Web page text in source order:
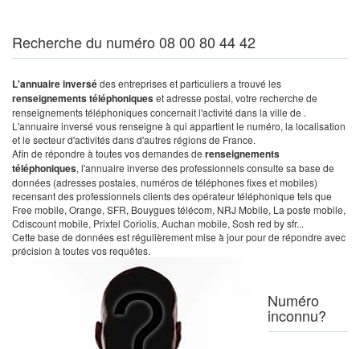
Recherche du numéro 08 00 80 44 42
L'annuaire inversédes entreprises et particuliers a trouvé les
renseignements téléphoniqueset adresse postal, votre recherche de
renseignements téléphoniques concernait l'activité dans la ville de .
L'annuaire inversé vous renseigne à qui appartient le numéro, la localisation
et le secteur d'activités dans d'autres régions de France.
Afin de répondre à toutes vos demandes de renseignements
téléphoniques, l'annuaire inverse des professionnels consulte sa base de
données (adresses postales, numéros de téléphones fixes et mobiles)
recensant des professionnels clients des opérateur téléphonique tels que
Free mobile, Orange, SFR, Bouygues télécom, NRJ Mobile, La poste mobile,
Cdiscount mobile, Prixtel Coriolis, Auchan mobile, Sosh red by sfr...
Cette base de données est régulièrement mise à jour pour de répondre avec
précision à toutes vos requêtes.
Numéro
inconnu?